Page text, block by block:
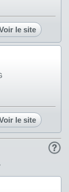
le site
le site